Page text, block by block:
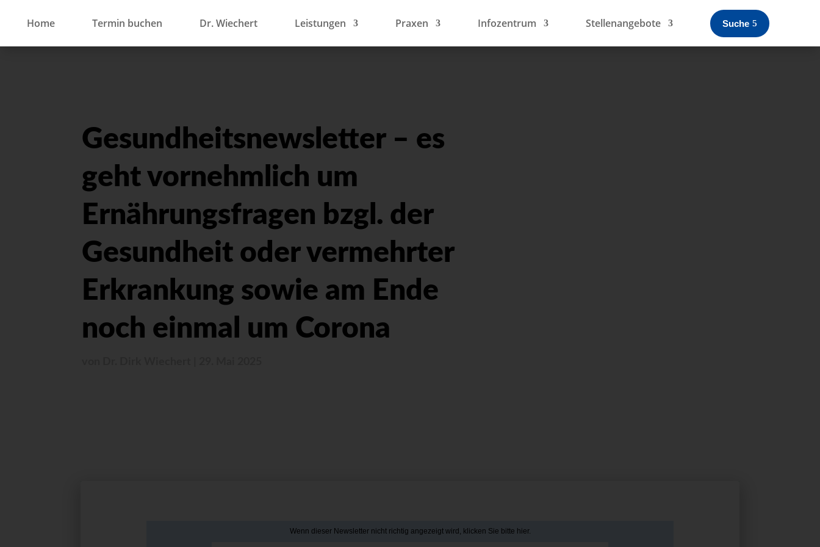
Home Termin buchen Dr. Wiechert Leistungen Praxen Infozentrum Stellenangebote Suche
Gesundheitsnewsletter – es
geht vornehmlich um
Ernährungsfragen bzgl. der
Gesundheit oder vermehrter
Erkrankung sowie am Ende
noch einmal um Corona
Wenn dieser Newsletter nicht richtig angezeigt wird, klicken Sie bitte hier.